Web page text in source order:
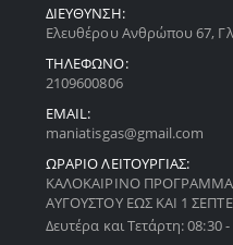
ΔΙΕΥΘΥΝΣΗ:
Ελευθέρου Ανθρώπου 67,
ΤΗΛΕΦΩΝΟ:
2109600806
EMAIL:
maniatisgas@gmail.com
ΩΡΑΡΙΟ ΛΕΙΤΟΥΡΓΙΑΣ:
ΚΑΛΟΚΑΙΡΙΝΟ ΠΡΟΓΡΑΜΜΑ
ΑΥΓΟΥΣΤΟΥ ΕΩΣ ΚΑΙ 1
Δευτέρα και Τετάρτη: 08:30